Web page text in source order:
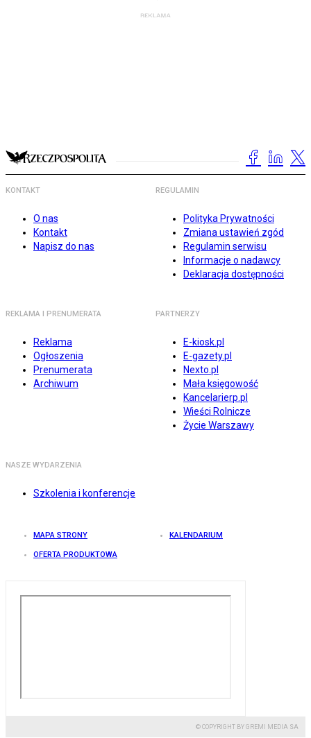
KONTAKT
O nas
Kontakt
Napisz do nas
REGULAMIN
Polityka Prywatności
Zmiana ustawień zgód
Regulamin serwisu
Informacje o nadawcy
Deklaracja dostępności
REKLAMA I PRENUMERATA
Reklama
Ogłoszenia
Prenumerata
Archiwum
PARTNERZY
E-kiosk.pl
E-gazety.pl
Nexto.pl
Mała księgowość
Kancelarierp.pl
Wieści Rolnicze
Życie Warszawy
NASZE WYDARZENIA
Szkolenia i konferencje
MAPA STRONY KALENDARIUM
OFERTA PRODUKTOWA
© COPYRIGHT BY GREMI MEDIA SA